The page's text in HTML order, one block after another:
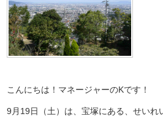
こんにちは！マネージャーのKです！
9月19日（土）は、宝塚にある、せい